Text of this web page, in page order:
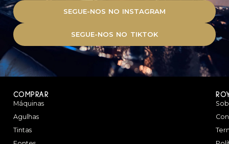
SEGUE-NOS NO INSTAGRAM
SEGUE-NOS NO TIKTOK
COMPRAR
Máquinas
Agulhas
Tintas